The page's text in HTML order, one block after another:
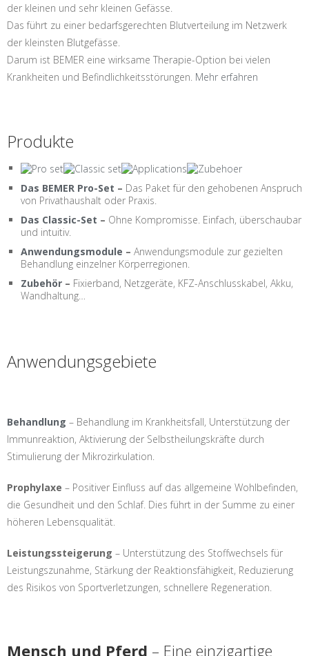
der kleinen und sehr kleinen Gefässe.
Das führt zu einer bedarfsgerechten Blutverteilung im Netzwerk
der kleinsten Blutgefässe.
Darum ist BEMER eine wirksame Therapie-Option bei vielen
Krankheiten und Befindlichkeitsstörungen. Mehr erfahren
Produkte
Das BEMER Pro-Set – Das Paket für den gehobenen Anspruch
von Privathaushalt oder Praxis.
Das Classic-Set – Ohne Kompromisse. Einfach, überschaubar
und intuitiv.
Anwendungsmodule – Anwendungsmodule zur gezielten
Behandlung einzelner Körperregionen.
Zubehör – Fixierband, Netzgeräte, KFZ-Anschlusskabel, Akku,
Wandhaltung…
Anwendungsgebiete
Behandlung – Behandlung im Krankheitsfall, Unterstützung der
Immunreaktion, Aktivierung der Selbstheilungskräfte durch
Stimulierung der Mikrozirkulation.
Prophylaxe – Positiver Einfluss auf das allgemeine Wohlbefinden,
die Gesundheit und den Schlaf. Dies führt in der Summe zu einer
höheren Lebensqualität.
Leistungssteigerung – Unterstützung des Stoffwechsels für
Leistungszunahme, Stärkung der Reaktionsfähigkeit, Reduzierung
des Risikos von Sportverletzungen, schnellere Regeneration.
Mensch und Pferd – Eine einzigartige